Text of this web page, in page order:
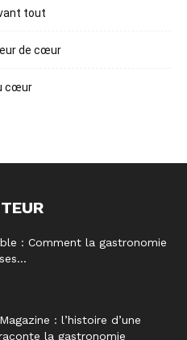
tout
de cœur
cœur
: Comment la gastronomie
: l’histoire d’une
la gastronomie